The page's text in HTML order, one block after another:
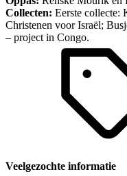
Collecten: Eerste collecte:
Christenen voor Israël;
– project in Congo.
Veelgezochte informatie